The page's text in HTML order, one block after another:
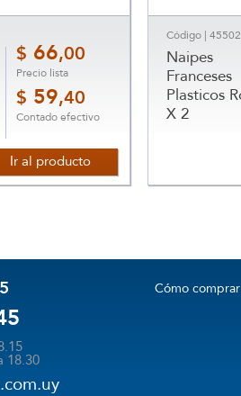
$ 66,00
Precio lista
$ 59,40
Contado efectivo
Ir al producto
Código |
Naipes
Franceses
Plasticos
X 2
Cómo comprar
18.30